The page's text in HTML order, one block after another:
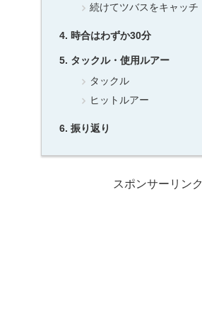
続けてツバスをキャッチ
時合はわずか30分
タックル・使用ルアー
タックル
ヒットルアー
振り返り
スポンサーリンク